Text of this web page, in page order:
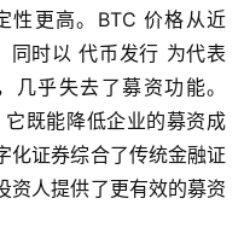
性更高。BTC 价格从近
时以 代币发行 为代表
几乎失去了募资功能。
它既能降低企业的募资成
化证券综合了传统金融证
资人提供了更有效的募资